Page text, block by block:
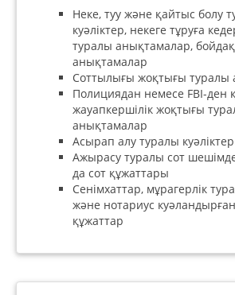
Неке, туу және қайтыс болу
куәліктер, некеге тұруға
туралы анықтамалар,
анықтамалар
Соттылығы жоқтығы туралы
Полициядан немесе FBI-ден
жауапкершілік жоқтығы
анықтамалар
Асырап алу туралы куәліктер
Ажырасу туралы сот
да сот құжаттары
Сенімхаттар, мұрагерлік
және нотариус
құжаттар